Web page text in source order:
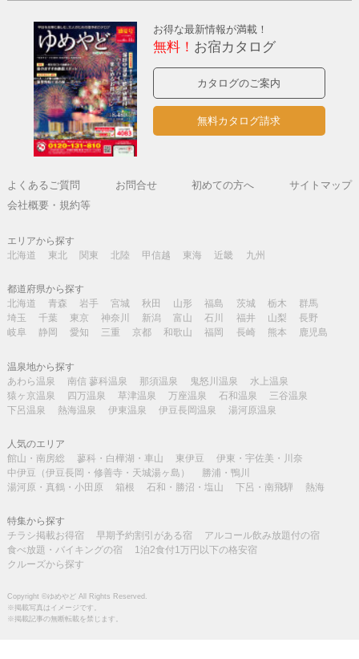
お得な最新情報が満載！
無料！ お宿カタログ
カタログのご案内
無料カタログ請求
よくあるご質問 お問合せ 初めての方へ
サイトマップ
会社概要・規約等
エリアから探す
北海道
東北 関東 北陸 甲信越 東海 近畿 九州
都道府県から探す
北海道
青森 岩手 宮城 秋田 山形 福島 茨城 栃木
群馬
埼玉
千葉 東京 神奈川 新潟 富山 石川 福井 山梨
長野
岐阜
静岡 愛知 三重 京都 和歌山 福岡 長崎 熊本 鹿児島
温泉地から探す
あわら温泉
南信 蓼科温泉 那須温泉 鬼怒川温泉
水上温泉
猿ヶ京温泉
四万温泉 草津温泉 万座温泉 石和温泉
三谷温泉
下呂温泉
熱海温泉 伊東温泉 伊豆長岡温泉 湯河原温泉
人気のエリア
館山・南房総
蓼科・白樺湖・車山 東伊豆
伊東・宇佐美・川奈
中伊豆（伊豆長岡・修善寺・天城湯ヶ島）
勝浦・鴨川
湯河原・真鶴・小田原
箱根 石和・勝沼・塩山 下呂・南飛騨 熱海
特集から探す
チラシ掲載お得宿
早期予約割引がある宿
アルコール飲み放題付の宿
食べ放題・バイキングの宿
1泊2食付1万円以下の格安宿
クルーズから探す
Copyright ©ゆめやど All Rights Reserved.
※掲載写真はイメージです。
※掲載記事の無断転載を禁じます。